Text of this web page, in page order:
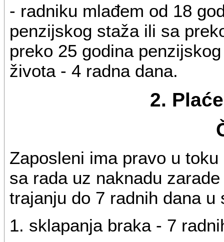
- radniku mlađem od 18
penzijskog staža ili sa
preko 25 godina
života - 4 radna dana.
2.
Zaposleni ima pravo u
sa rada uz naknadu
trajanju do 7 radnih dana
1. sklapanja braka - 7